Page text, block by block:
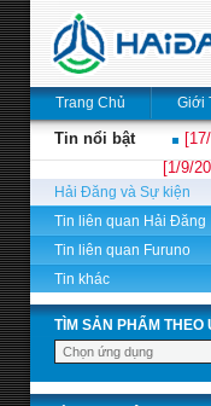
Trang Chủ Giới
Tin nổi bật
[1/9/
Hải Đăng và Sự kiện
Tin liên quan Hải Đăng
Tin liên quan Furuno
Tin khác
TÌM SẢN PHẨM THEO